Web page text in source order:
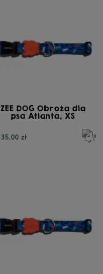
ZEE DOG Obroża dla
psa Atlanta, XS
35,00 zł